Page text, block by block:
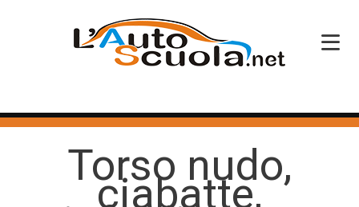
HOME
Torso nudo,
ciabatte,